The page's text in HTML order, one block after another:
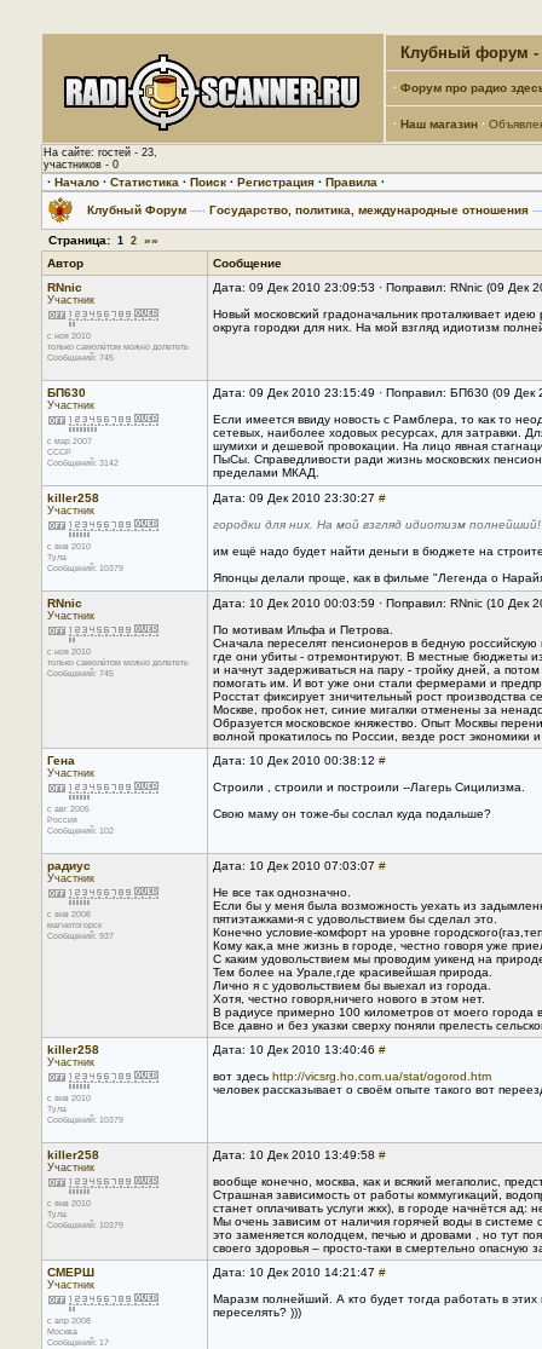
Клубный форум -
· Форум про радио
· Наш магазин ·
На сайте: гостей - 23,
участников - 0
· Начало · Статистика · Поиск · Регистрация · Правила ·
Клубный Форум —› Государство, политика, международные отношения
Страница: 1 2 »»
Автор
Сообщение
RNnic
Участник
с ноя 2010
только самолётом можно долететь
Сообщений: 745
Дата: 09 Дек 2010 23:09:53 · Поправил: RNnic (09 Дек
Новый московский градоначальник проталкивает
округа городки для них. На мой взгляд идиотизм
БП630
Участник
с мар 2007
CCCP
Сообщений: 3142
Дата: 09 Дек 2010 23:15:49 · Поправил: БП630 (09
Если имеется ввиду новость с Рамблера, то как то
сетевых, наиболее ходовых ресурсах, для затравки.
шумихи и дешевой провокации. На лицо явная
ПыСы. Справедливости ради жизнь московских
пределами МКАД.
killer258
Участник
с янв 2010
Тула
Сообщений: 10379
Дата: 09 Дек 2010 23:30:27 #
городки для них. На мой взгляд идиотизм полнейший!
им ещё надо будет найти деньги в бюджете на
Японцы делали проще, как в фильме "Легенда о
RNnic
Участник
с ноя 2010
только самолётом можно долететь
Сообщений: 745
Дата: 10 Дек 2010 00:03:59 · Поправил: RNnic (10 Дек
По мотивам Ильфа и Петрова.
Сначала переселят пенсионеров в бедную
где они убиты - отремонтируют. В местные бюджеты
и начнут задерживаться на пару - тройку дней, а
помогать им. И вот уже они стали фермерами и
Росстат фиксирует зничительный рост производства
Москве, пробок нет, синие мигалки отменены за
Образуется московское княжество. Опыт Москвы
волной прокатилось по России, везде рост
Гена
Участник
с авг 2005
Россия
Сообщений: 102
Дата: 10 Дек 2010 00:38:12 #
Строили , строили и построили --Лагерь Сицилизма.
Свою маму он тоже-бы сослал куда подальше?
радиус
Участник
с янв 2008
магнитогорск
Сообщений: 937
Дата: 10 Дек 2010 07:03:07 #
Не все так однозначно.
Если бы у меня была возможность уехать из
пятиэтажками-я с удовольствием бы сделал это.
Конечно условие-комфорт на уровне
Кому как,а мне жизнь в городе, честно говоря уже
С каким удовольствием мы проводим уикенд на
Тем более на Урале,где красивейшая природа.
Лично я с удовольствием бы выехал из города.
Хотя, честно говоря,ничего нового в этом нет.
В радиусе примерно 100 километров от моего города
Все давно и без указки сверху поняли прелесть
killer258
Участник
с янв 2010
Тула
Сообщений: 10379
Дата: 10 Дек 2010 13:40:46 #
вот здесь http://vicsrg.ho.com.ua/stat/ogorod.htm
человек рассказывает о своём опыте такого вот
killer258
Участник
с янв 2010
Тула
Сообщений: 10379
Дата: 10 Дек 2010 13:49:58 #
вообще конечно, москва, как и всякий мегаполис,
Страшная зависимость от работы коммугикаций,
станет оплачивать услуги жкх), в городе начнётся ад:
Мы очень зависим от наличия горячей воды в системе
это заменяется колодцем, печью и дровами , но тут
своего здоровья – просто-таки в смертельно опасную
СМЕРШ
Участник
с апр 2008
Москва
Сообщений: 17
Дата: 10 Дек 2010 14:21:47 #
Маразм полнейший. А кто будет тогда работать в
переселять? )))